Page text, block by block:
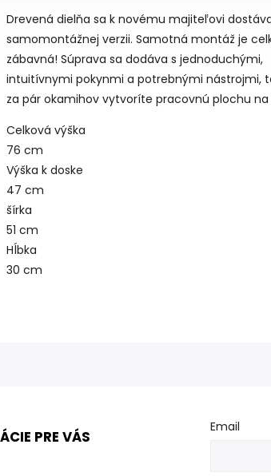
Drevená dielňa sa k novému majiteľovi
samomontážnej verzii. Samotná montáž je
zábavná! Súprava sa dodáva s jednoduchými,
intuitívnymi pokynmi a potrebnými nástrojmi,
za pár okamihov vytvoríte pracovnú plochu na
Celková výška
76 cm
Výška k doske
47 cm
šírka
51 cm
Hĺbka
30 cm
PRE VÁS
Email